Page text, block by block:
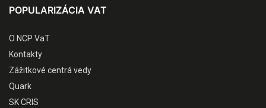
POPULARIZÁCIA VAT
O NCP VaT
Kontakty
Zážitkové centrá vedy
Quark
SK CRIS